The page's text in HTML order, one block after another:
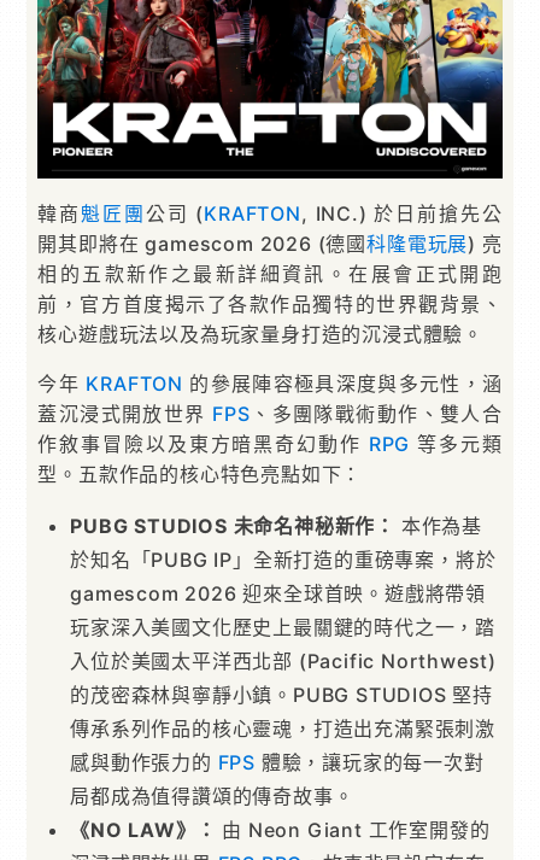
韓商 魁匠團 公司 (KRAFTON, INC.) 於日前搶先公
開其即將在 gamescom 2026 (德國科隆電玩展) 亮
相的五款新作之最新詳細資訊。在展會正式開跑
前，官方首度揭示了各款作品獨特的世界觀背景、
核心遊戲玩法以及為玩家量身打造的沉浸式體驗。
今年 KRAFTON 的參展陣容極具深度與多元性，涵
蓋沉浸式開放世界 FPS 、多團隊戰術動作、雙人合
作敘事冒險以及東方暗黑奇幻動作 RPG 等多元類
型。五款作品的核心特色亮點如下：
PUBG STUDIOS 未命名神秘新作： 本作為基
於知名「PUBG IP」全新打造的重磅專案，將於
gamescom 2026 迎來全球首映。遊戲將帶領
玩家深入美國文化歷史上最關鍵的時代之一，踏
入位於美國太平洋西北部 (Pacific Northwest)
的茂密森林與寧靜小鎮。PUBG STUDIOS 堅持
傳承系列作品的核心靈魂，打造出充滿緊張刺激
感與動作張力的 FPS 體驗，讓玩家的每一次對
局都成為值得讚頌的傳奇故事。
《NO LAW》： 由 Neon Giant 工作室開發的